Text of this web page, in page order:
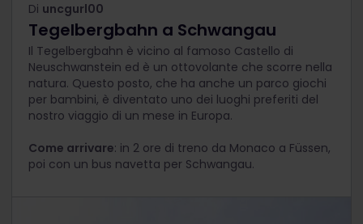
Di uncgurl00
Tegelbergbahn a Schwangau
Il Tegelbergbahn è vicino al famoso Castello di
Neuschwanstein ed è un ottovolante che scorre nella
natura. Questo posto, che ha anche un parco giochi
per bambini, è diventato uno dei luoghi preferiti del
nostro viaggio di un mese in Europa.
Come arrivare: in 2 ore di treno da Monaco a Füssen,
poi con un bus navetta per Schwangau.